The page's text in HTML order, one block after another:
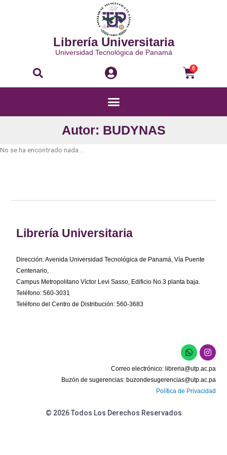
Librería Universitaria
Universidad Tecnológica de Panamá
Buscar 0
Menú
Autor: BUDYNAS
No se ha encontrado nada...
Librería Universitaria
Dirección: Avenida Universidad Tecnológica de Panamá, Vía Puente
Centenario,
Campus Metropolitano Víctor Levi Sasso, Edificio No.3 planta baja.
Teléfono: 560-3031
Teléfono del Centro de Distribución: 560-3683
W
h
a
t
s
a
p
I
n
s
t
a
g
r
Correo electrónico: libreria@utp.ac.pa
Buzón de sugerencias: buzondesugerencias@utp.ac.pa
Política de Privacidad
© 2026 Todos Los Derechos Reservados